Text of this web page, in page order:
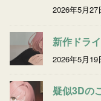
2026年5月27
新作ドラ
2026年5月19
疑似3Dの